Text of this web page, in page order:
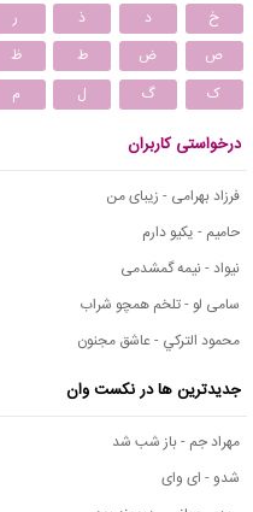
خ
د ذ ر
ص
ض ط ظ
ک
گ ل م
درخواستی کاربران
فرزاد بهرامی - زیبای من
حامیم - یکیو دارم
نیواد - نیمه گمشدمی
سامی لو - تلخم همچو شراب
محمود التركي - عاشق مجنون
جدیدترین ها در نکست وان
مهراد جم - باز شب شد
شدو - ای وای